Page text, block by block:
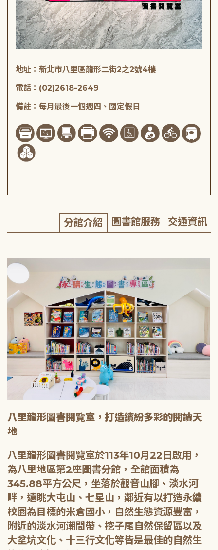
地址：新北市八里區龍形二街2之2號4樓
電話：(02)2618-2649
備註：每月最後一個週四、國定假日
分館介紹 圖書館服務 交通資訊
八里龍形圖書閱覽室，打造繽紛多彩的閱讀天
地
八里龍形圖書閱覽室於113年10月22日啟用，
為八里地區第2座圖書分館，全館面積為
345.88平方公尺，坐落於觀音山腳、淡水河
畔，遠眺大屯山、七星山，鄰近有以打造永續
校園為目標的米倉國小，自然生態資源豐富，
附近的淡水河潮間帶、挖子尾自然保留區以及
大坌坑文化、十三行文化等皆是最佳的自然生